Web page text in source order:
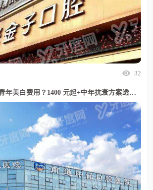
32
江苏南通中诺口腔青年美白费用？1400 元起+中年抗衰方案透明放心选